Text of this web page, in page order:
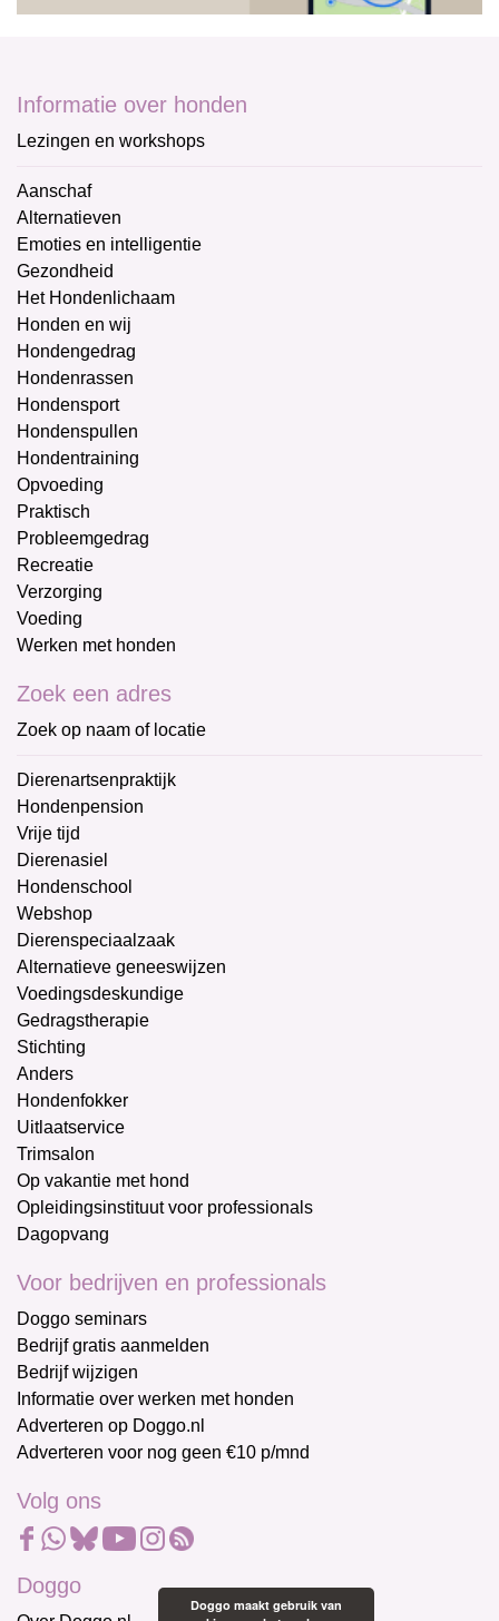
Informatie over honden
Lezingen en workshops
Aanschaf
Alternatieven
Emoties en intelligentie
Gezondheid
Het Hondenlichaam
Honden en wij
Hondengedrag
Hondenrassen
Hondensport
Hondenspullen
Hondentraining
Opvoeding
Praktisch
Probleemgedrag
Recreatie
Verzorging
Voeding
Werken met honden
Zoek een adres
Zoek op naam of locatie
Dierenartsenpraktijk
Hondenpension
Vrije tijd
Dierenasiel
Hondenschool
Webshop
Dierenspeciaalzaak
Alternatieve geneeswijzen
Voedingsdeskundige
Gedragstherapie
Stichting
Anders
Hondenfokker
Uitlaatservice
Trimsalon
Op vakantie met hond
Opleidingsinstituut voor professionals
Dagopvang
Voor bedrijven en professionals
Doggo seminars
Bedrijf gratis aanmelden
Bedrijf wijzigen
Informatie over werken met honden
Adverteren op Doggo.nl
Adverteren voor nog geen €10 p/mnd
Volg ons
Doggo
Doggo maakt gebruik van